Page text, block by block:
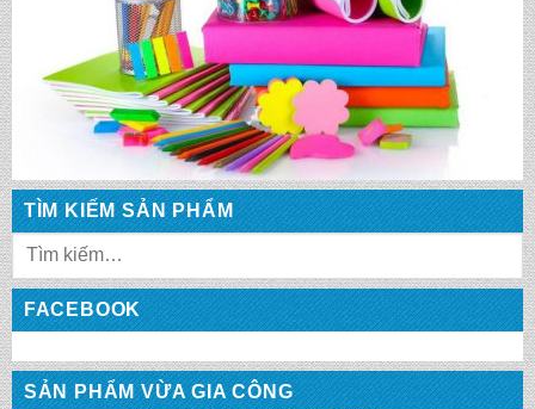
TÌM KIẾM SẢN PHẨM
FACEBOOK
SẢN PHẨM VỪA GIA CÔNG
CẶP HỌC SINH MS: TN 5014
CẶP HỌC SINH MS: TN 5013
CẶP HỌC SINH MS: TN 5012
CẶP HỌC SINH MS: TN 5011
CẶP HỌC SINH MS: TN 5010